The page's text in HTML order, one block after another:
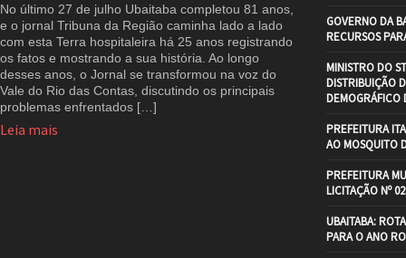
No último 27 de julho Ubaitaba completou 81 anos,
e o jornal Tribuna da Região caminha lado a lado
com esta Terra hospitaleira há 25 anos registrando
os fatos e mostrando a sua história. Ao longo
desses anos, o Jornal se transformou na voz do
Vale do Rio das Contas, discutindo os principais
problemas enfrentados […]
Leia mais
GOVERNO DA
RECURSOS
MINISTRO DO
DISTRIBUIÇÃO
DEMOGRÁFICO
PREFEITURA
AO MOSQUITO
PREFEITURA
LICITAÇÃO Nº
UBAITABA:
PARA O ANO